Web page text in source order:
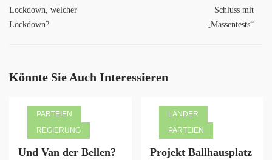
Lockdown, welcher
Lockdown?
Schluss mit
„Massentests“
Könnte Sie Auch Interessieren
PARTEIEN
REGIERUNG
Und Van der Bellen?
LÄNDER
PARTEIEN
Projekt Ballhausplatz